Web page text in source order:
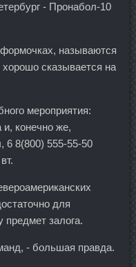
- Пронабол-10
называются
хорошо сказывается на
мероприятия:
и, конечно же,
6 8(800) 555-55-50
для
предмет залога.
- большая правда.